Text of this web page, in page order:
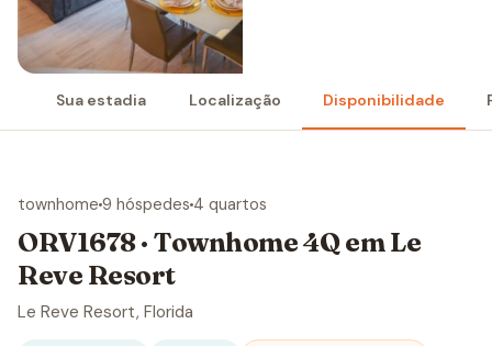
Sua estadia Localização Disponibilidade
townhome 9 hóspedes 4 quartos
ORV1678 · Townhome 4Q em Le
Reve Resort
Le Reve Resort, Florida